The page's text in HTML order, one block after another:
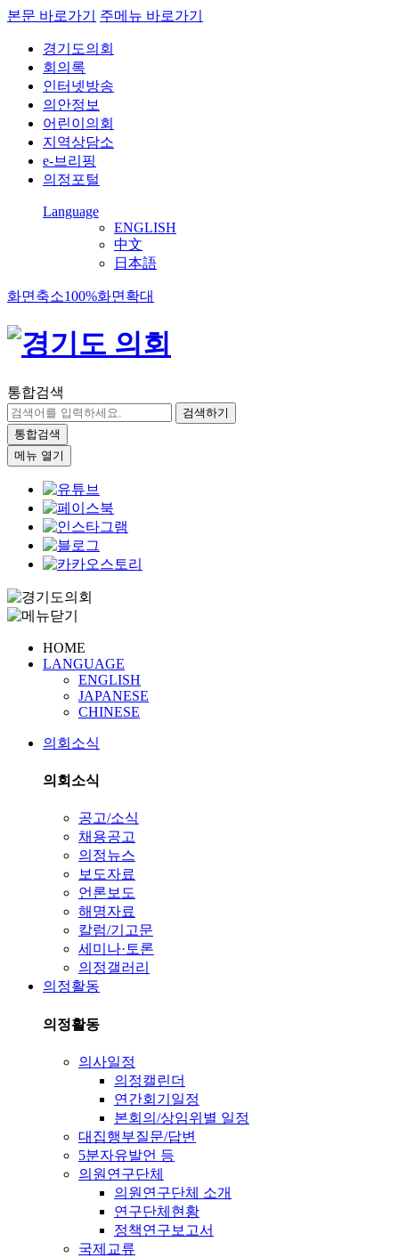
본문 바로가기 주메뉴 바로가기
경기도의회
회의록
인터넷방송
의안정보
어린이의회
지역상담소
e-브리핑
의정포털
Language
ENGLISH
中文
日本語
화면축소100%화면확대
통합검색
검색하기
통합검색
메뉴 열기
HOME
LANGUAGE
ENGLISH
JAPANESE
CHINESE
의회소식
의회소식
공고/소식
채용공고
의정뉴스
보도자료
언론보도
해명자료
칼럼/기고문
세미나·토론
의정갤러리
의정활동
의정활동
의사일정
의정캘린더
연간회기일정
본회의/상임위별 일정
대집행부질문/답변
5분자유발언 등
의원연구단체
의원연구단체 소개
연구단체현황
정책연구보고서
국제교류